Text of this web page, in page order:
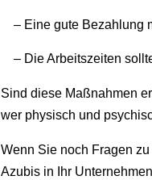
– Eine gute Bezahlung
– Die Arbeitszeiten
Sind diese Maßnahmen
wer physisch und
Wenn Sie noch Fragen zu
Azubis in Ihr